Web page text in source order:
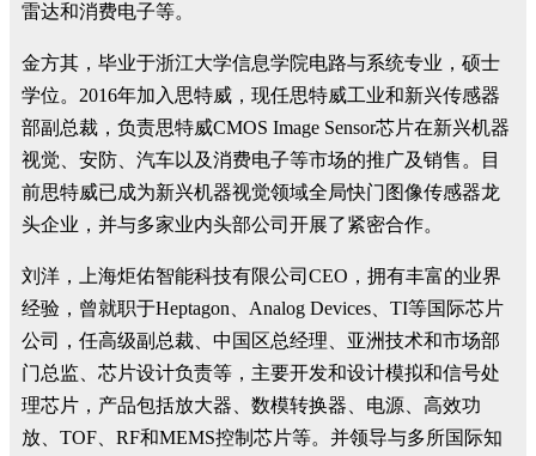
雷达和消费电子等。
金方其，毕业于浙江大学信息学院电路与系统专业，硕士
学位。2016年加入思特威，现任思特威工业和新兴传感器
部副总裁，负责思特威CMOS Image Sensor芯片在新兴机器
视觉、安防、汽车以及消费电子等市场的推广及销售。目
前思特威已成为新兴机器视觉领域全局快门图像传感器龙
头企业，并与多家业内头部公司开展了紧密合作。
刘洋，上海炬佑智能科技有限公司CEO，拥有丰富的业界
经验，曾就职于Heptagon、Analog Devices、TI等国际芯片
公司，任高级副总裁、中国区总经理、亚洲技术和市场部
门总监、芯片设计负责等，主要开发和设计模拟和信号处
理芯片，产品包括放大器、数模转换器、电源、高效功
放、TOF、RF和MEMS控制芯片等。并领导与多所国际知